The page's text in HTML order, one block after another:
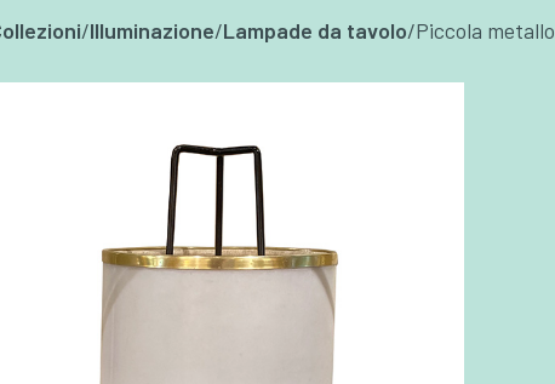
/Illuminazione/Lampade da tavolo/Piccola metallo